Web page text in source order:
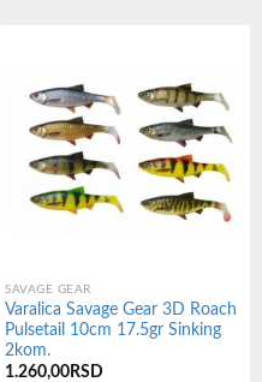
SAVAGE GEAR
Varalica Savage Gear 3D Roach
Pulsetail 10cm 17.5gr Sinking
2kom.
1.260,00 RSD